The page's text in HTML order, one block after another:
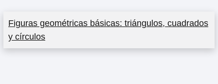
Figuras geométricas básicas: triángulos, cuadrados
y círculos